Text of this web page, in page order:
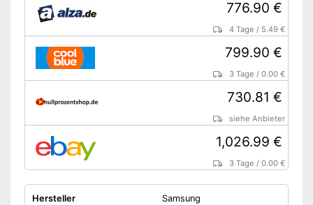
776.90 €
4 Tage / 5.49 €
799.90 €
3 Tage /0.00 €
730.81 €
siehe Anbieter
1,026.99 €
3 Tage /0.00 €
Hersteller
Samsung